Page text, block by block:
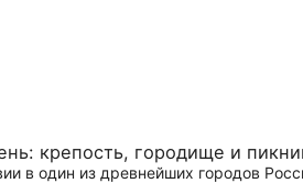
крепость, городище и
в один из древнейших городов